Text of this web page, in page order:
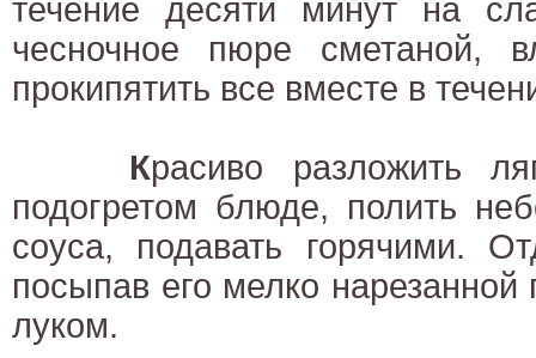
течение десяти минут на
чесночное пюре сметаной,
прокипятить все вместе в
Красиво разложить
подогретом блюде, полить
соуса, подавать горячими.
посыпав его мелко
луком.